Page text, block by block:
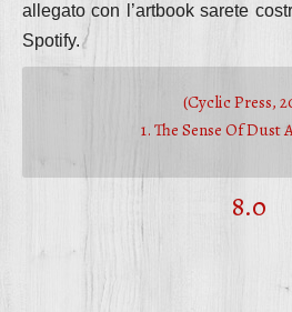
allegato con l’artbook sarete
Spotify.
(Cyclic Press,
1. The Sense Of Dust
8.0